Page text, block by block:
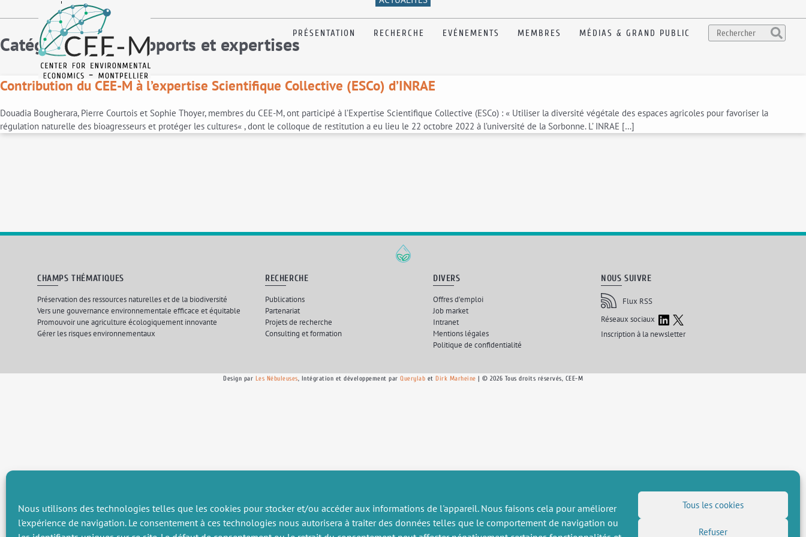
Nous utilisons des technologies telles que les cookies pour stocker et/ou accéder aux informations de l'appareil. Nous faisons cela pour améliorer
l'expérience de navigation. Le consentement à ces technologies nous autorisera à traiter des données telles que le comportement de navigation ou
Tous les cookies
Refuser
en
PRÉSENTATION RECHERCHE EVÉNEMENTS MEMBRES MÉDIAS & GRAND PUBLIC
Catégories pour Rapports et expertises
Contribution du CEE-M à l’expertise Scientifique Collective (ESCo) d’INRAE
Douadia Bougherara, Pierre Courtois et Sophie Thoyer, membres du CEE-M, ont participé à l’Expertise Scientifique Collective (ESCo) : « Utiliser la diversité végétale des espaces agricoles pour favoriser la
régulation naturelle des bioagresseurs et protéger les cultures« , dont le colloque de restitution a eu lieu le 22 octobre 2022 à l’université de la Sorbonne. L’ INRAE […]
CHAMPS THÉMATIQUES
Préservation des ressources naturelles et de la biodiversité
Vers une gouvernance environnementale efficace et équitable
Promouvoir une agriculture écologiquement innovante
Gérer les risques environnementaux
RECHERCHE
Publications
Partenariat
Projets de recherche
Consulting et formation
DIVERS
Offres d’emploi
Job market
Intranet
Mentions légales
Politique de confidentialité
NOUS SUIVRE
Flux RSS
Réseaux sociaux
LinkedIn
Inscription à la newsletter
Design par Les Nébuleuses, Intégration et développement par Querylab et Dirk Marheine | © 2026 Tous droits réservés, CEE-M